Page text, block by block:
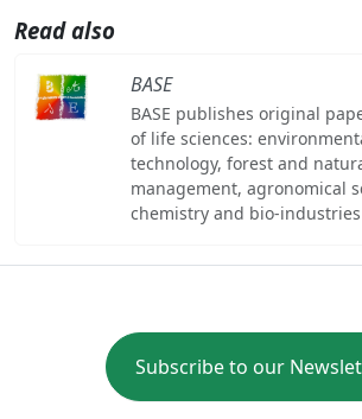
Read also
BASE
BASE publishes original
of life sciences:
technology, forest and
management, agronomical
chemistry and bio-industries
Subscribe to our